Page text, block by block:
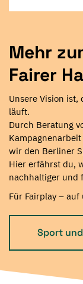
Mehr
Fairer
Unsere Vision
läuft.
Durch Beratung
wir den Berliner
Hier erfährst du,
nachhaltiger und
Für Fairplay –
Sport